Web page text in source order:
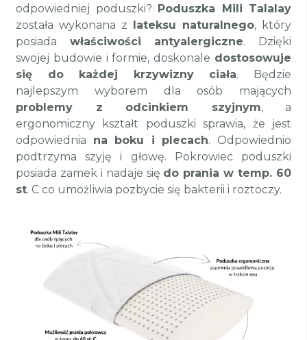
odpowiedniej poduszki?
Poduszka Mili Talalay
została wykonana z
lateksu naturalnego, który
posiada właściwości antyalergiczne. Dzięki
swojej budowie i formie, doskonale dostosowuje
się do każdej krzywizny ciała. Będzie
najlepszym wyborem dla osób mających
problemy z odcinkiem szyjnym, a
ergonomiczny kształt poduszki sprawia, że jest
odpowiednia na boku i plecach. Odpowiednio
podtrzyma szyję i głowę. Pokrowiec poduszki
posiada zamek i nadaje się do prania w temp. 60
st. C co umożliwia pozbycie się bakterii i roztoczy.